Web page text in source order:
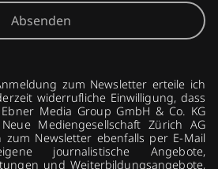
Absenden
zum Newsletter erteile ich
widerrufliche Einwilligung, dass
Media Group GmbH & Co. KG
Mediengesellschaft Zürich AG
zum Newsletter ebenfalls per E-Mail
journalistische Angebote,
und Weiterbildungsangebote,